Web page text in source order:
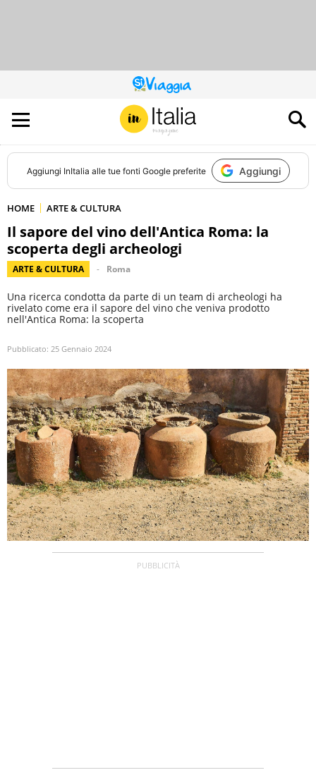
QUESTO
SITO
CONTRIBUISCE
ALL’AUDIENCE
DI
Aggiungi InItalia alle tue fonti Google preferite Aggiungi
HOME ARTE & CULTURA
Il sapore del vino dell'Antica Roma: la
scoperta degli archeologi
ARTE & CULTURA Roma
Una ricerca condotta da parte di un team di archeologi ha
rivelato come era il sapore del vino che veniva prodotto
nell'Antica Roma: la scoperta
Pubblicato: 25 Gennaio 2024